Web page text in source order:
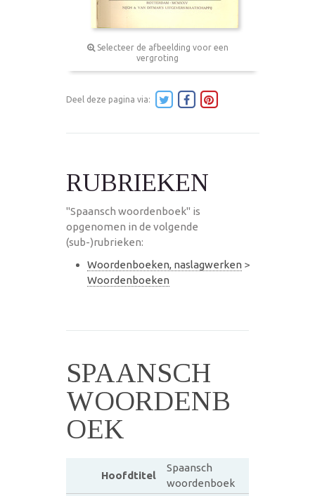
Selecteer de afbeelding voor een
vergroting
Deel deze pagina via:
RUBRIEKEN
"Spaansch woordenboek" is
opgenomen in de volgende
(sub-)rubrieken:
Woordenboeken, naslagwerken >
Woordenboeken
SPAANSCH
WOORDENB
OEK
Hoofdtitel
Spaansch
woordenboek